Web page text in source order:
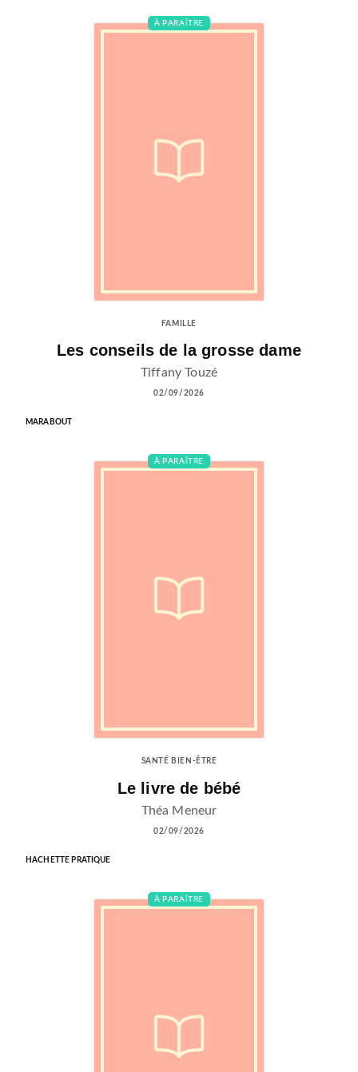
À PARAÎTRE
FAMILLE
Les conseils de la grosse dame
Tiffany Touzé
02/09/2026
MARABOUT
À PARAÎTRE
SANTÉ BIEN-ÊTRE
Le livre de bébé
Théa Meneur
02/09/2026
HACHETTE PRATIQUE
À PARAÎTRE